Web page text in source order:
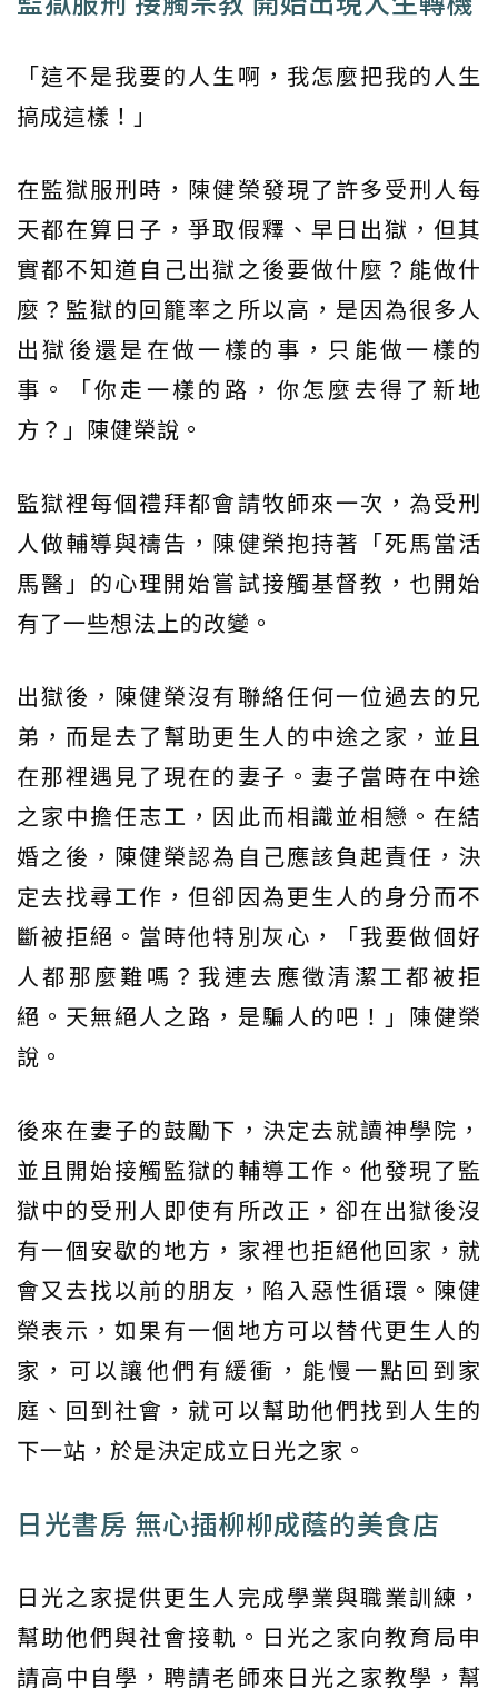
「這不是我要的人生啊，我怎麼把我的人生
搞成這樣！」
在監獄服刑時，陳健榮發現了許多受刑人每
天都在算日子，爭取假釋、早日出獄，但其
實都不知道自己出獄之後要做什麼？能做什
麼？監獄的回籠率之所以高，是因為很多人
出獄後還是在做一樣的事，只能做一樣的
事。「你走一樣的路，你怎麼去得了新地
方？」陳健榮說。
監獄裡每個禮拜都會請牧師來一次，為受刑
人做輔導與禱告，陳健榮抱持著「死馬當活
馬醫」的心理開始嘗試接觸基督教，也開始
有了一些想法上的改變。
出獄後，陳健榮沒有聯絡任何一位過去的兄
弟，而是去了幫助更生人的中途之家，並且
在那裡遇見了現在的妻子。妻子當時在中途
之家中擔任志工，因此而相識並相戀。在結
婚之後，陳健榮認為自己應該負起責任，決
定去找尋工作，但卻因為更生人的身分而不
斷被拒絕。當時他特別灰心，「我要做個好
人都那麼難嗎？我連去應徵清潔工都被拒
絕。天無絕人之路，是騙人的吧！」陳健榮
說。
後來在妻子的鼓勵下，決定去就讀神學院，
並且開始接觸監獄的輔導工作。他發現了監
獄中的受刑人即使有所改正，卻在出獄後沒
有一個安歇的地方，家裡也拒絕他回家，就
會又去找以前的朋友，陷入惡性循環。陳健
榮表示，如果有一個地方可以替代更生人的
家，可以讓他們有緩衝，能慢一點回到家
庭、回到社會，就可以幫助他們找到人生的
下一站，於是決定成立日光之家。
日光書房 無心插柳柳成蔭的美食店
日光之家提供更生人完成學業與職業訓練，
幫助他們與社會接軌。日光之家向教育局申
請高中自學，聘請老師來日光之家教學，幫